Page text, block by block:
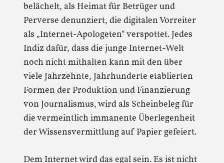
belächelt, als Heimat für Betrüger und
Perverse denunziert, die digitalen Vorreiter
als „Internet-Apologeten“ verspottet. Jedes
Indiz dafür, dass die junge Internet-Welt
noch nicht mithalten kann mit den über
viele Jahrzehnte, Jahrhunderte etablierten
Formen der Produktion und Finanzierung
von Journalismus, wird als Scheinbeleg für
die vermeintlich immanente Überlegenheit
der Wissensvermittlung auf Papier gefeiert.
Dem Internet wird das egal sein. Es ist nicht